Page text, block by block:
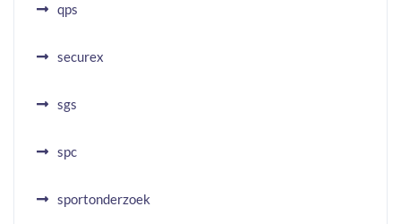
qps
securex
sgs
spc
sportonderzoek